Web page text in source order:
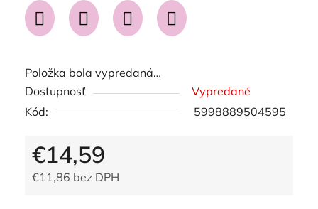
Položka bola vypredaná…
Dostupnosť
Vypredané
Kód:
5998889504595
€14,59
€11,86 bez DPH